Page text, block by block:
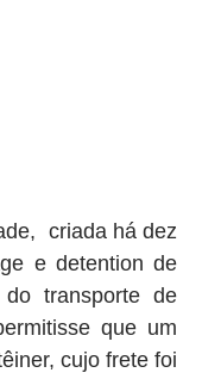
criada há dez
e detention de
transporte de
que um
cujo frete foi